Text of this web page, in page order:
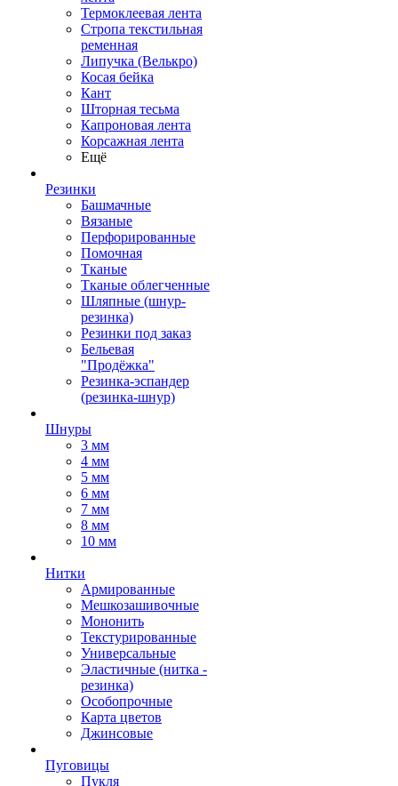
Термоклеевая лента
Стропа текстильная
ременная
Липучка (Велькро)
Косая бейка
Кант
Шторная тесьма
Капроновая лента
Корсажная лента
Ещё
Резинки
Башмачные
Вязаные
Перфорированные
Помочная
Тканые
Тканые облегченные
Шляпные (шнур-
резинка)
Резинки под заказ
Бельевая
"Продёжка"
Резинка-эспандер
(резинка-шнур)
Шнуры
3 мм
4 мм
5 мм
6 мм
7 мм
8 мм
10 мм
Нитки
Армированные
Мешкозашивочные
Мононить
Текстурированные
Универсальные
Эластичные (нитка -
резинка)
Особопрочные
Карта цветов
Джинсовые
Пуговицы
Пукля